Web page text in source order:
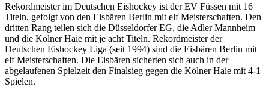
Rekordmeister im Deutschen Eishockey ist der EV Füssen mit 16
Titeln, gefolgt von den Eisbären Berlin mit elf Meisterschaften. Den
dritten Rang teilen sich die Düsseldorfer EG, die Adler Mannheim
und die Kölner Haie mit je acht Titeln. Rekordmeister der
Deutschen Eishockey Liga (seit 1994) sind die Eisbären Berlin mit
elf Meisterschaften. Die Eisbären sicherten sich auch in der
abgelaufenen Spielzeit den Finalsieg gegen die Kölner Haie mit 4-1
Spielen.